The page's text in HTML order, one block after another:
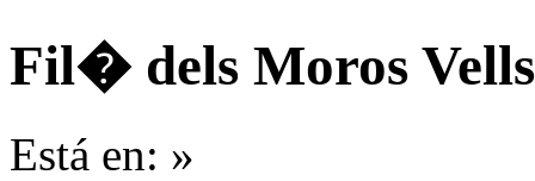
Fil� dels Moros
Está en: »